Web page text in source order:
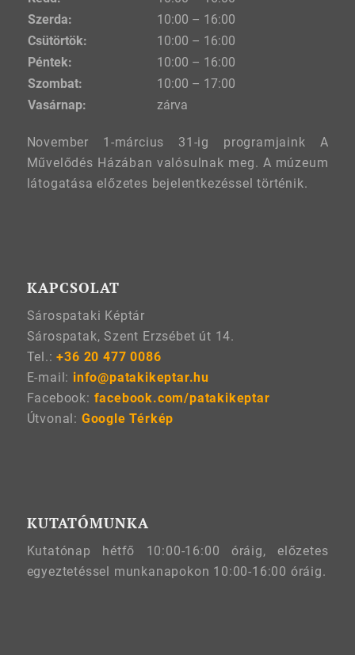
Szerda:
10:00 – 16:00
Csütörtök:
10:00 – 16:00
Péntek:
10:00 – 16:00
Szombat:
10:00 – 17:00
Vasárnap:
zárva
November 1-március 31-ig programjaink A
Művelődés Házában valósulnak meg. A múzeum
látogatása előzetes bejelentkezéssel történik.
KAPCSOLAT
Sárospataki Képtár
Sárospatak, Szent Erzsébet út 14.
Tel.:+36 20 477 0086
E-mail: info@patakikeptar.hu
Facebook: facebook.com/patakikeptar
Útvonal: Google Térkép
KUTATÓMUNKA
Kutatónap hétfő 10:00-16:00 óráig, előzetes
egyeztetéssel munkanapokon 10:00-16:00 óráig.